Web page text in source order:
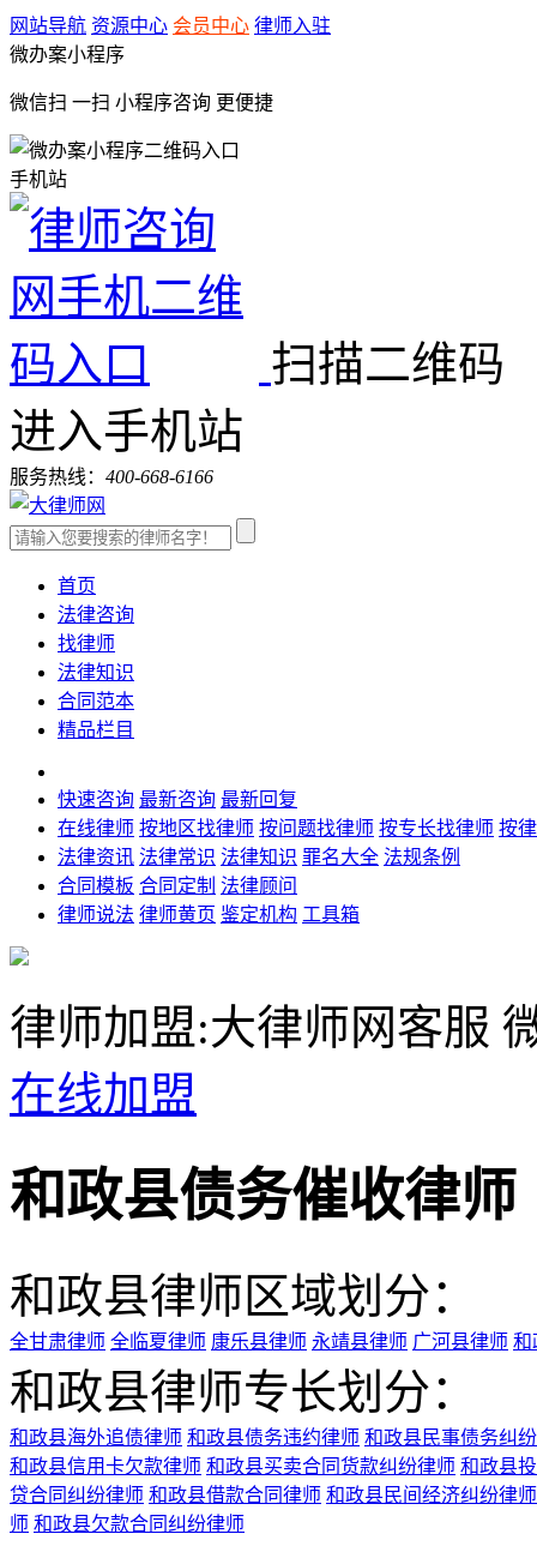
网站导航 资源中心 会员中心 律师入驻
微办案小程序
微信扫 一扫 小程序咨询 更便捷
手机站
扫描二维码
进入手机站
服务热线： 400-668-6166
首页
法律咨询
找律师
法律知识
合同范本
精品栏目
快速咨询 最新咨询 最新回复
在线律师 按地区找律师 按问题找律师 按专长找律师 按
法律资讯 法律常识 法律知识 罪名大全 法规条例
合同模板 合同定制 法律顾问
律师说法 律师黄页 鉴定机构 工具箱
律师加盟:大律师网客服
在线加盟
和政县债务催收律师
和政县律师区域划分：
全甘肃律师 全临夏律师 康乐县律师 永靖县律师 广河县律师 和
和政县律师专长划分：
和政县海外追债律师 和政县债务违约律师 和政县民事债务纠
和政县信用卡欠款律师 和政县买卖合同货款纠纷律师 和政县
贷合同纠纷律师 和政县借款合同律师 和政县民间经济纠纷律师
师 和政县欠款合同纠纷律师